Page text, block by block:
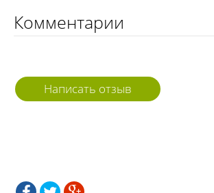
Комментарии
Написать отзыв